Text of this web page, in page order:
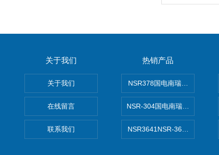
关于我们
关于我们
在线留言
联系我们
热销产品
NSR378国电南瑞NSR-378变
NSR-304国电南瑞NSR-304
NSR3641NSR-3641系列备用